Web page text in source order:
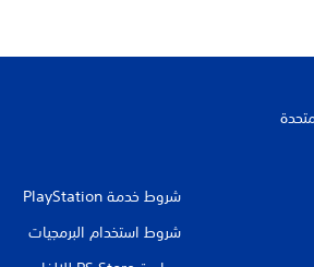
شروط خدمة PlayStation‏
شروط استخدام البرمجيات